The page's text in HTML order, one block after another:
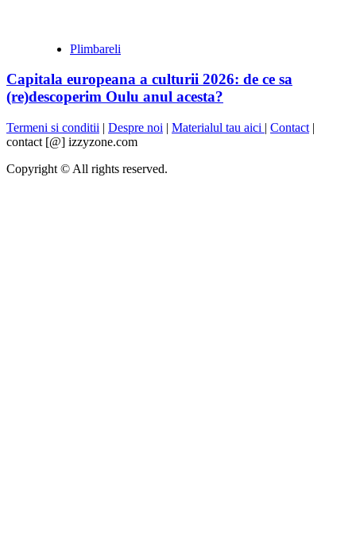
Plimbareli
Capitala europeana a culturii 2026: de ce sa
(re)descoperim Oulu anul acesta?
Termeni si conditii | Despre noi | Materialul tau aici | Contact |
contact [@] izzyzone.com
Copyright © All rights reserved.